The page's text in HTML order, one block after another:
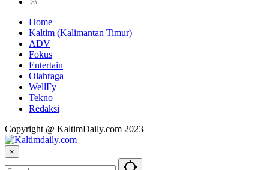
Home
Kaltim (Kalimantan Timur)
ADV
Fokus
Entertain
Olahraga
WellFy
Tekno
Redaksi
Copyright @ KaltimDaily.com 2023
×